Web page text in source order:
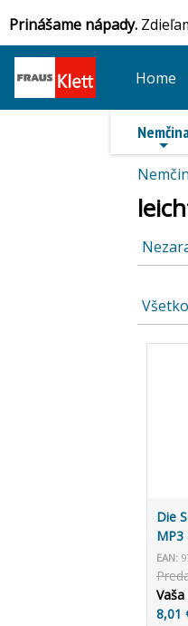
Prinášame nápady.
Home
Všetko
Die
MP3
EAN:
8,01